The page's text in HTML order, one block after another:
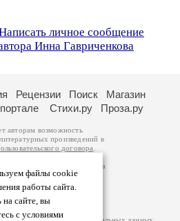
личное сообщение
Инна Гавриченкова
файлы cookie
работы сайта.
на сайте, вы
с условиями
Рецензии Поиск
Магазин
Стихи.ру Проза.ру
авторам возможность
произведений в
договора
принадлежат авторам
произведений возможна
которому вы можете
Ответственность за
самостоятельно на
изаконодательства